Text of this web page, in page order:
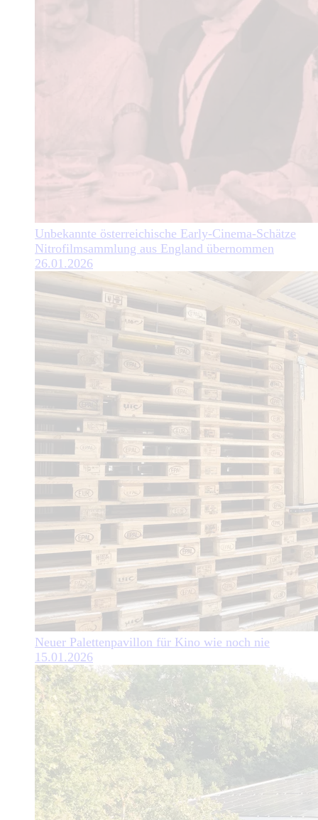
Unbekannte österreichische Early-Cinema-Schätze
Nitrofilmsammlung aus England übernommen
26.01.2026
Neuer Palettenpavillon für Kino wie noch nie
15.01.2026